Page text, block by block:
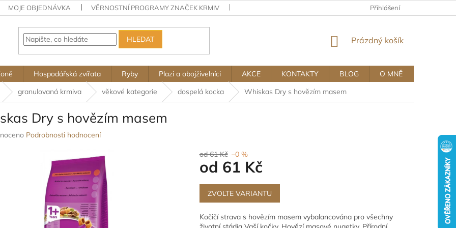
MOJE OBJEDNÁVKA VĚRNOSTNÍ PROGRAMY ZNAČEK KRMIV OBCHODNÍ A REKLAMAČNÍ PODMÍNKY
Přihlášení
HLEDAT
NÁKUPNÍ
Prázdný košík
Hospodářská zvířata Ryby Plazi a obojživelníci AKCE KONTAKTY BLOG
O MNĚ
granulovaná krmiva věkové kategorie dospelá kocka Whiskas Dry s hovězím masem
Dry s hovězím masem
Podrobnosti hodnocení
od 61 Kč –0 %
od 61 Kč
Měrná
cena:
ZVOLTE VARIANTU
Kočičí strava s hovězím masem vybalancována pro všechny